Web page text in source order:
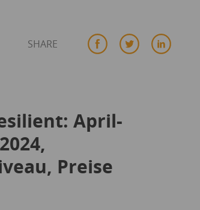
SHARE
April-
Preise